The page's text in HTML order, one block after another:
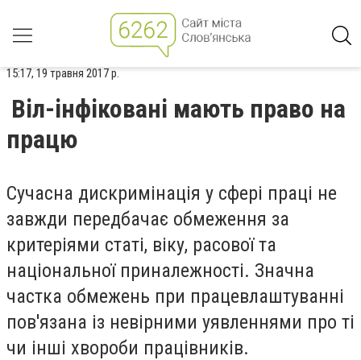
15:17, 19 травня 2017 р.
Віл-інфіковані мають право на
працю
Сучасна дискримінація у сфері праці не
завжди передбачає обмеження за
критеріями статі, віку, расової та
національної приналежності. Значна
частка обмежень при працевлаштуванні
пов'язана із невірними уявленнями про ті
чи інші хвороби працівників.